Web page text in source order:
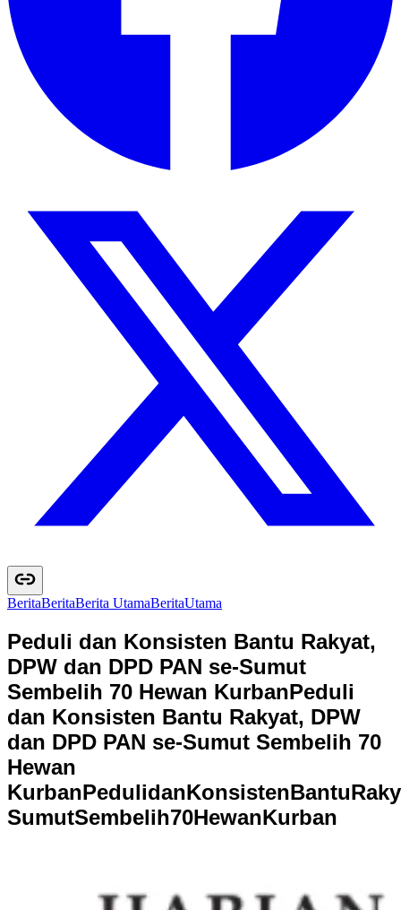
BeritaBeritaBerita UtamaBeritaUtama
Peduli dan Konsisten Bantu Rakyat,
DPW dan DPD PAN se-Sumut
Sembelih 70 Hewan KurbanPeduli
dan Konsisten Bantu Rakyat, DPW
dan DPD PAN se-Sumut Sembelih 70
Hewan
KurbanPedulidanKonsistenBantuRaky
SumutSembelih70HewanKurban